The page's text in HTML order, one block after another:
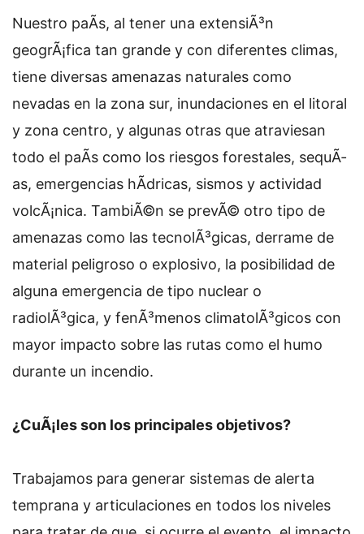
Nuestro paÃ­s, al tener una extensiÃ³n
geogrÃ¡fica tan grande y con diferentes climas,
tiene diversas amenazas naturales como
nevadas en la zona sur, inundaciones en el litoral
y zona centro, y algunas otras que atraviesan
todo el paÃ­s como los riesgos forestales, sequÃ­
as, emergencias hÃ­dricas, sismos y actividad
volcÃ¡nica. TambiÃ©n se prevÃ© otro tipo de
amenazas como las tecnolÃ³gicas, derrame de
material peligroso o explosivo, la posibilidad de
alguna emergencia de tipo nuclear o
radiolÃ³gica, y fenÃ³menos climatolÃ³gicos con
mayor impacto sobre las rutas como el humo
durante un incendio.
¿CuÃ¡les son los principales objetivos?
Trabajamos para generar sistemas de alerta
temprana y articulaciones en todos los niveles